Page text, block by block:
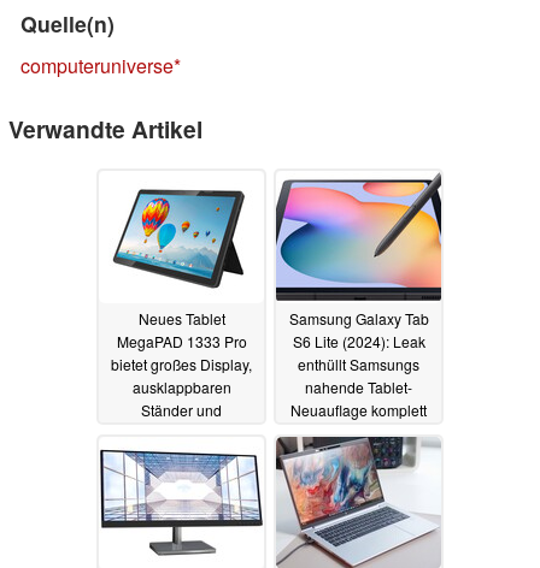
Quelle(n)
computeruniverse
Verwandte Artikel
Neues Tablet
MegaPAD 1333 Pro
bietet großes Display,
ausklappbaren
Ständer und
11.03.2024
Samsung Galaxy Tab
S6 Lite (2024): Leak
enthüllt Samsungs
nahende Tablet-
Neuauflage komplett
08.03.2024